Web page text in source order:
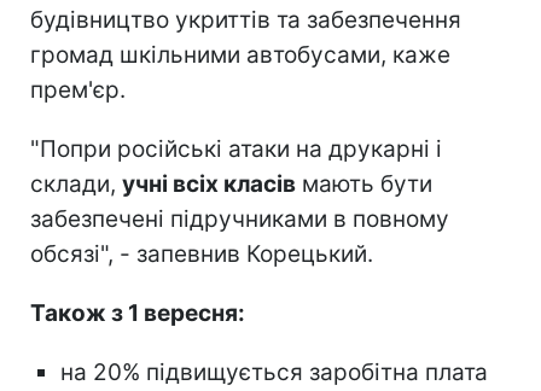
будівництво укриттів та забезпечення
громад шкільними автобусами, каже
прем'єр.
"Попри російські атаки на друкарні і
склади, учні всіх класів мають бути
забезпечені підручниками в повному
обсязі", - запевнив Корецький.
Також з 1 вересня:
на 20% підвищується заробітна плата